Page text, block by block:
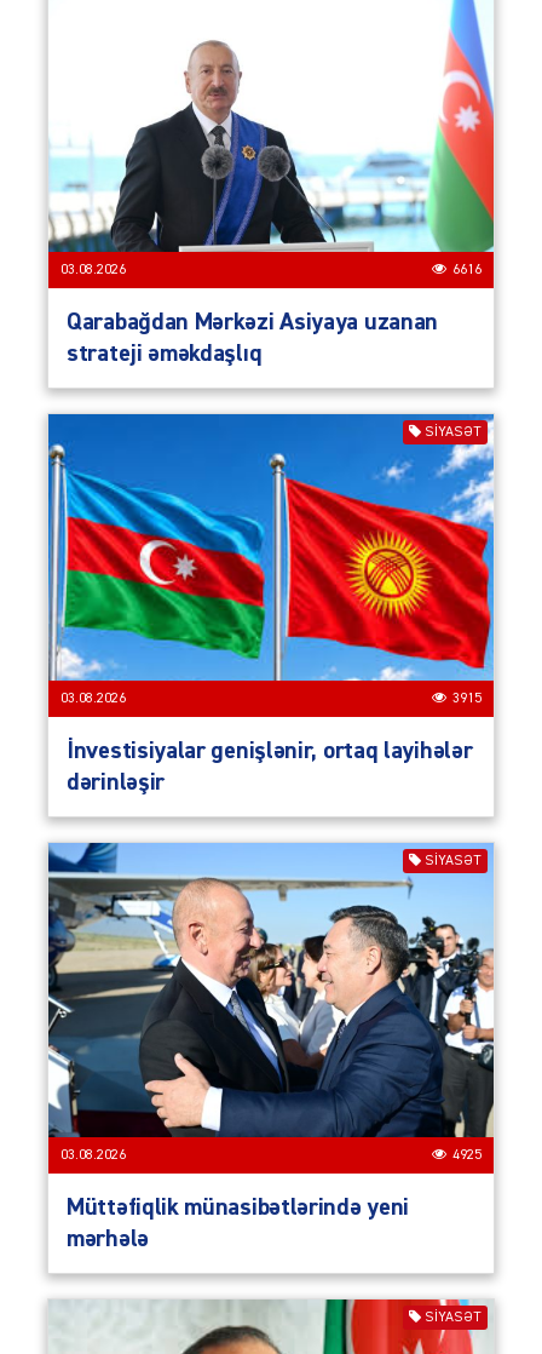
03.08.2026 6616
Qarabağdan Mərkəzi Asiyaya uzanan
strateji əməkdaşlıq
SIYASƏT
03.08.2026 3915
İnvestisiyalar genişlənir, ortaq layihələr
dərinləşir
SIYASƏT
03.08.2026 4925
Müttəfiqlik münasibətlərində yeni
mərhələ
SIYASƏT